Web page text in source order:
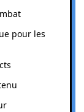
pour les